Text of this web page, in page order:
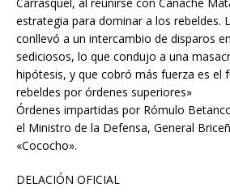
estrategia para dominar a los rebeldes.
conllevó a un intercambio de disparos
sediciosos, lo que condujo a una
hipótesis, y que cobró más fuerza es el
rebeldes por órdenes superiores»
Órdenes impartidas por Rómulo
el Ministro de la Defensa, General
«Cococho».
DELACIÓN OFICIAL